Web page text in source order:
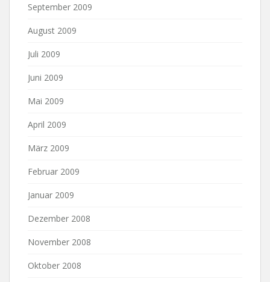
September 2009
August 2009
Juli 2009
Juni 2009
Mai 2009
April 2009
März 2009
Februar 2009
Januar 2009
Dezember 2008
November 2008
Oktober 2008